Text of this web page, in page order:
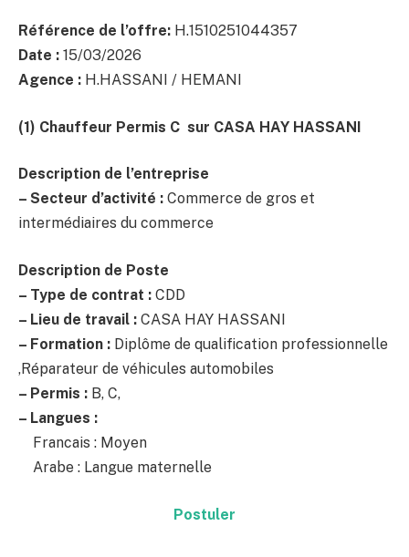
Référence de l’offre: H.1510251044357
Date : 15/03/2026
Agence : H.HASSANI / HEMANI
(1) Chauffeur Permis C sur CASA HAY HASSANI
Description de l’entreprise
– Secteur d’activité : Commerce de gros et
intermédiaires du commerce
Description de Poste
– Type de contrat : CDD
– Lieu de travail : CASA HAY HASSANI
– Formation : Diplôme de qualification professionnelle
,Réparateur de véhicules automobiles
– Permis : B, C,
– Langues :
Francais : Moyen
Arabe : Langue maternelle
Postuler